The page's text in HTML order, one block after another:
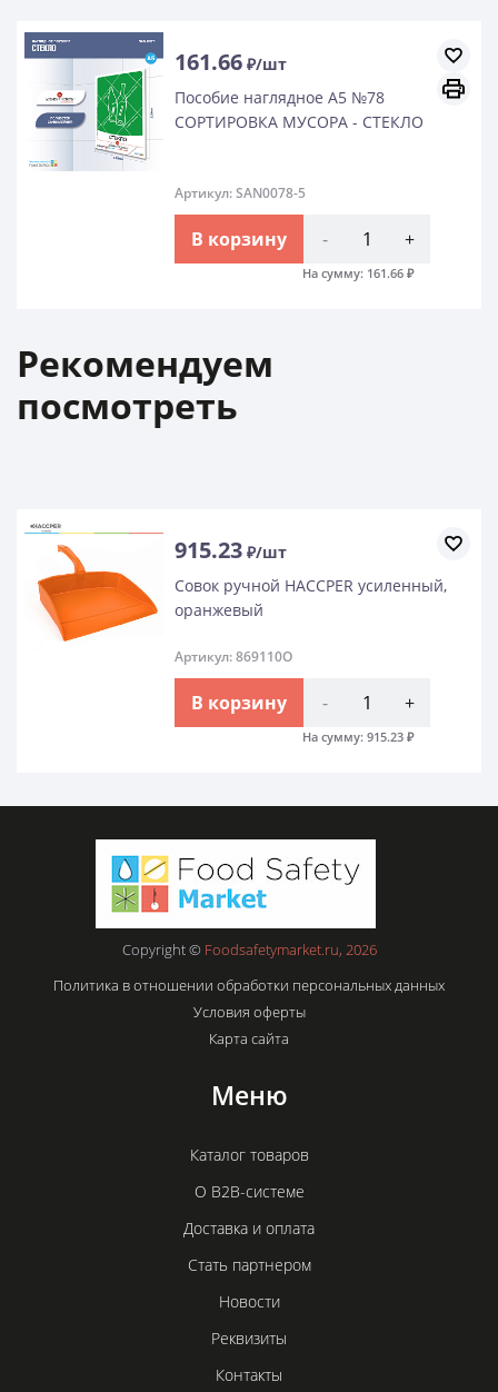
161.66 ₽/шт
Пособие наглядное А5 №78
СОРТИРОВКА МУСОРА - СТЕКЛО
Артикул: SAN0078-5
В корзину - +
На сумму: 161.66 ₽
Рекомендуем
посмотреть
915.23 ₽/шт
Совок ручной HACCPER усиленный,
оранжевый
Артикул: 869110O
В корзину - +
На сумму: 915.23 ₽
Copyright © Foodsafetymarket.ru, 2026
Политика в отношении обработки персональных данных
Условия оферты
Карта сайта
Меню
Каталог товаров
О B2B-системе
Доставка и оплата
Стать партнером
Новости
Реквизиты
Контакты